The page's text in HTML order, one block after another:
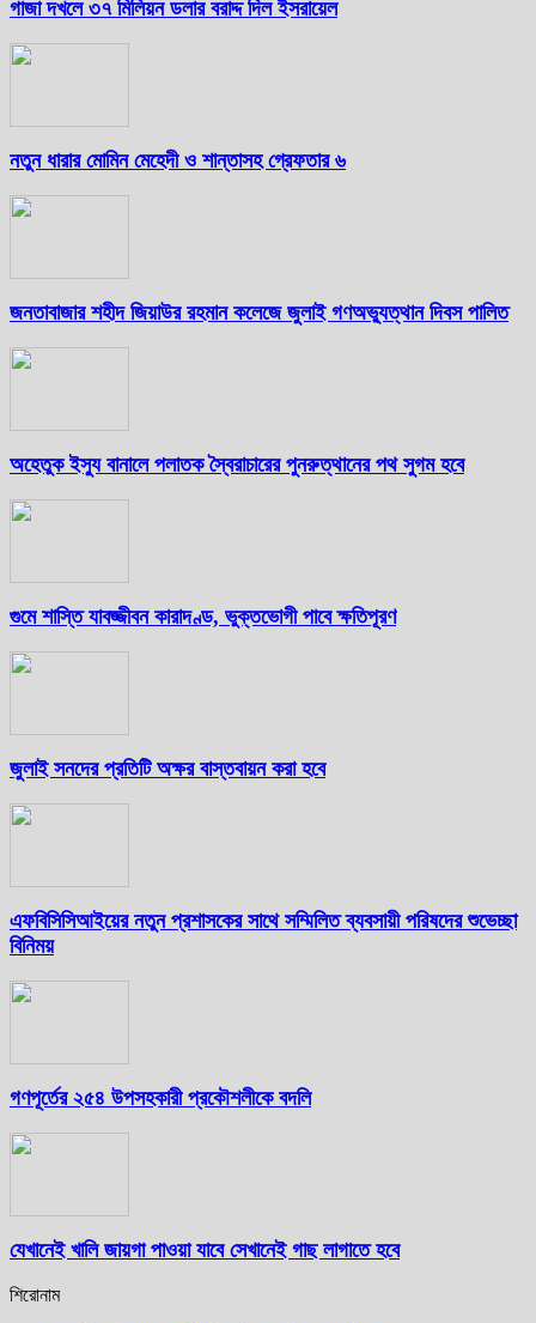
গাজা দখলে ৩৭ মিলিয়ন ডলার বরাদ্দ দিল ইসরায়েল
নতুন ধারার মোমিন মেহেদী ও শান্তাসহ গ্রেফতার ৬
জনতাবাজার শহীদ জিয়াউর রহমান কলেজে জুলাই গণঅভ্যুত্থান দিবস পালিত
অহেতুক ইস্যু বানালে পলাতক স্বৈরাচারের পুনরুত্থানের পথ সুগম হবে
গুমে শাস্তি যাবজ্জীবন কারাদণ্ড, ভুক্তভোগী পাবে ক্ষতিপূরণ
জুলাই সনদের প্রতিটি অক্ষর বাস্তবায়ন করা হবে
এফবিসিসিআইয়ের নতুন প্রশাসকের সাথে সম্মিলিত ব্যবসায়ী পরিষদের শুভেচ্ছা
বিনিময়
গণপূর্তের ২৫৪ উপসহকারী প্রকৌশলীকে বদলি
যেখানেই খালি জায়গা পাওয়া যাবে সেখানেই গাছ লাগাতে হবে
শিরোনাম